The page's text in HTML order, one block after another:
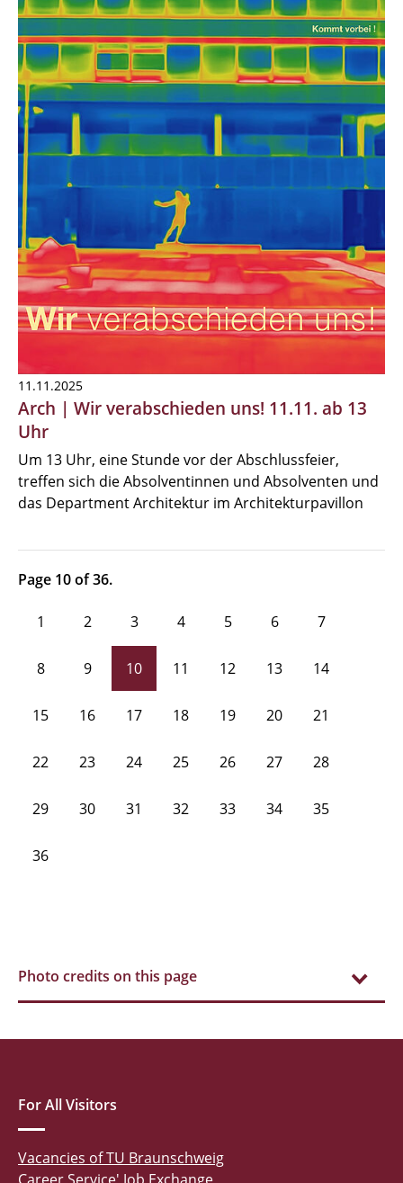
11.11.2025
Arch | Wir verabschieden uns! 11.11. ab 13
Uhr
Um 13 Uhr, eine Stunde vor der Abschlussfeier,
treffen sich die Absolventinnen und Absolventen und
das Department Architektur im Architekturpavillon
Page 10 of 36.
1 2 3 4 5 6 7
8 9 10 11 12 13 14
15 16 17 18 19 20 21
22 23 24 25 26 27 28
29 30 31 32 33 34 35
36
Photo credits on this page
For All Visitors
Vacancies of TU Braunschweig